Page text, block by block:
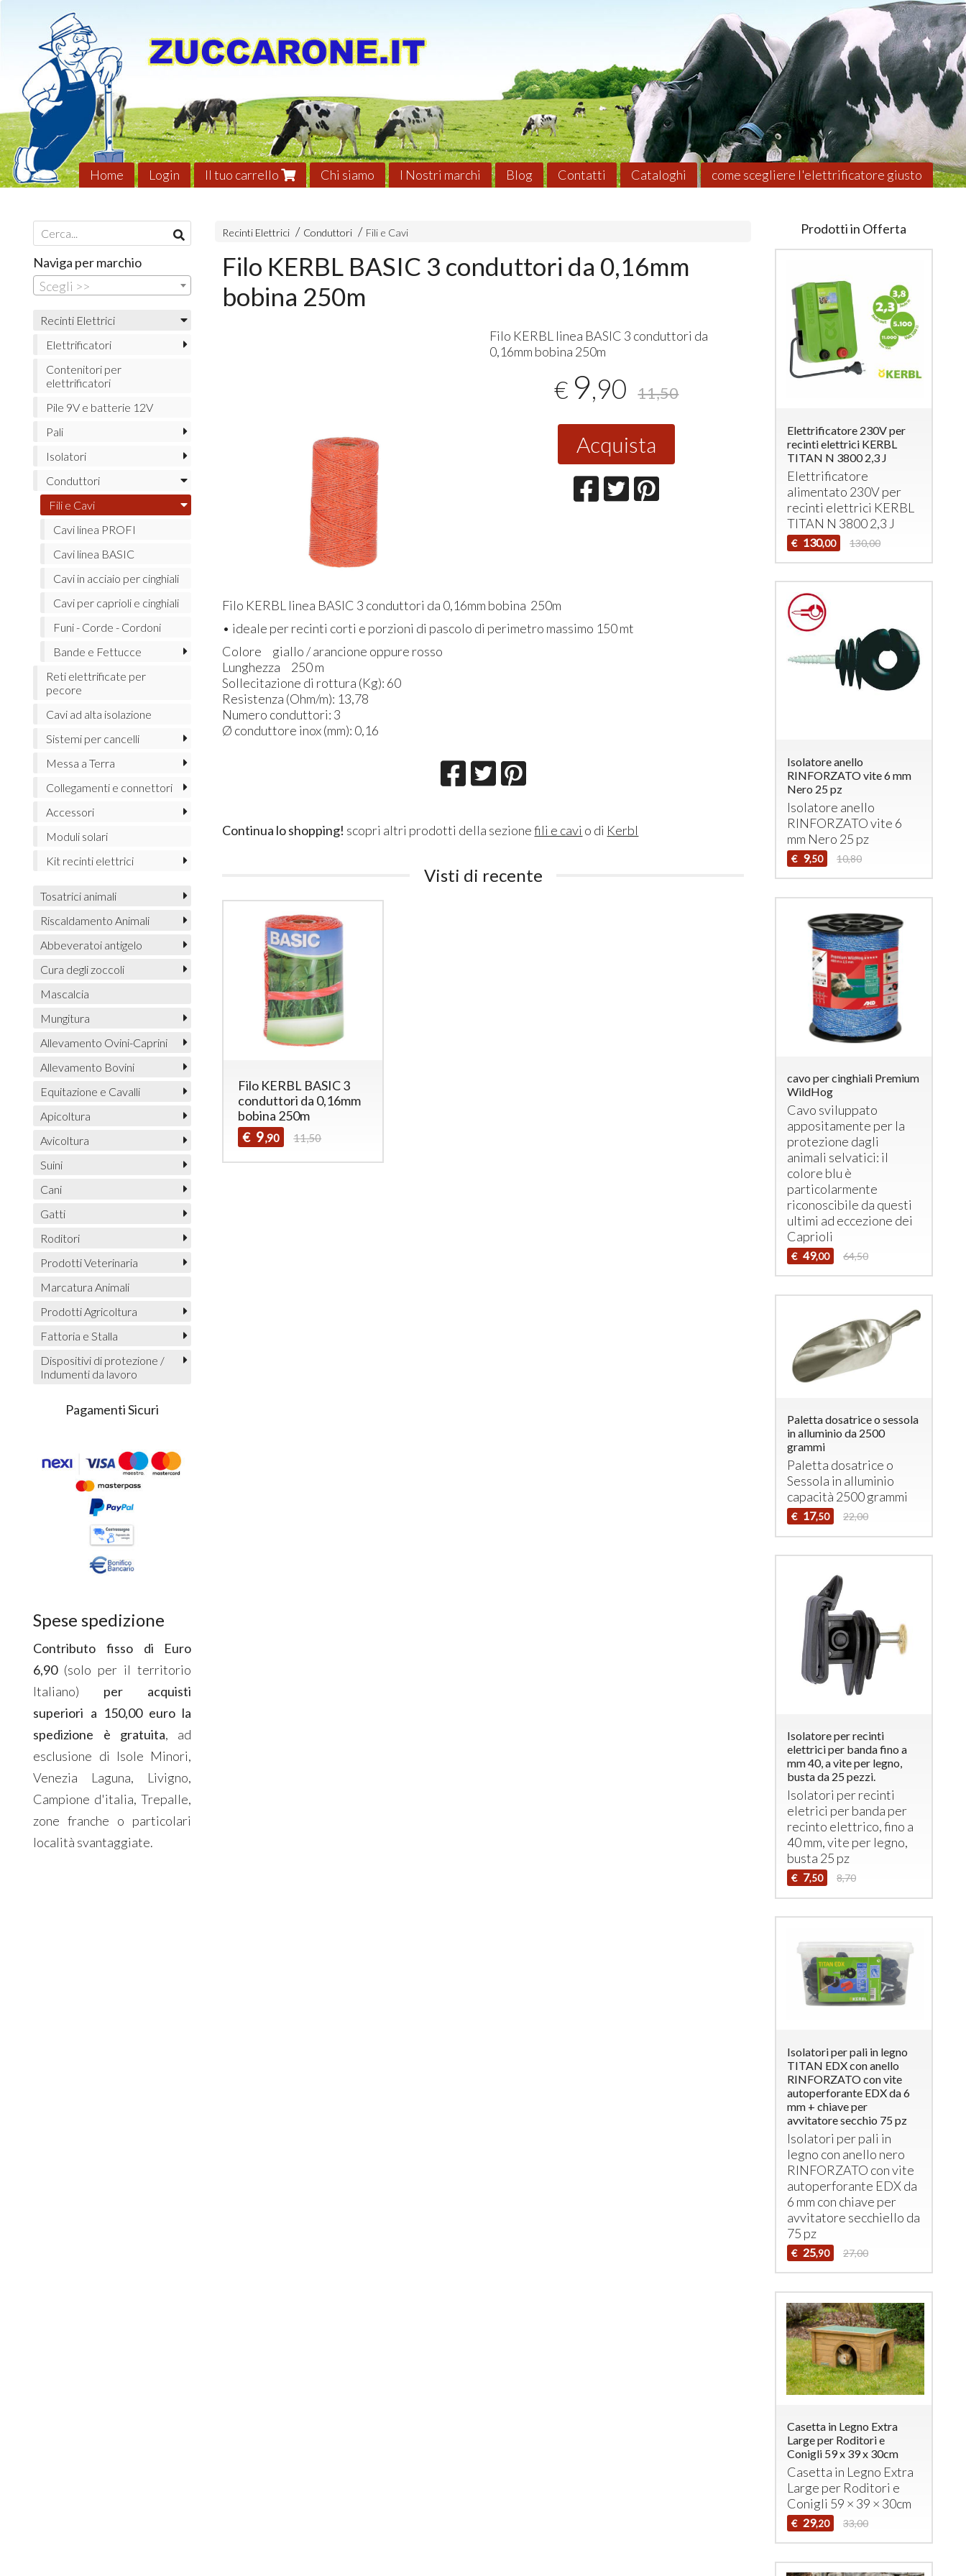
Home Login Il tuo carrello Chi siamo I Nostri marchi Blog Contatti Cataloghi come scegliere l'elettrificatore giusto
Recinti Elettrici Conduttori Fili e Cavi
Filo KERBL BASIC 3 conduttori da 0,16mm
bobina 250m
Filo KERBL linea BASIC 3 conduttori da
0,16mm bobina 250m
€ 9,90 11,50
Acquista
Filo KERBL linea BASIC 3 conduttori da 0,16mm bobina 250m
• ideale per recinti corti e porzioni di pascolo di perimetro massimo 150 mt
Colore giallo / arancione oppure rosso
Lunghezza 250 m
Sollecitazione di rottura (Kg): 60
Resistenza (Ohm/m): 13,78
Numero conduttori: 3
Ø conduttore inox (mm): 0,16
Continua lo shopping! scopri altri prodotti della sezionefili e cavi o di Kerbl
Visti di recente
Filo KERBL BASIC 3
conduttori da 0,16mm
bobina 250m
€ 9,90 11,50
Naviga per marchio
Scegli >>
Recinti Elettrici
Elettrificatori
Contenitori per
elettrificatori
Pile 9V e batterie 12V
Pali
Isolatori
Conduttori
Fili e Cavi
Cavi linea PROFI
Cavi linea BASIC
Cavi in acciaio per cinghiali
Cavi per caprioli e cinghiali
Funi - Corde - Cordoni
Bande e Fettucce
Reti elettrificate per
pecore
Cavi ad alta isolazione
Sistemi per cancelli
Messa a Terra
Collegamenti e connettori
Accessori
Moduli solari
Kit recinti elettrici
Tosatrici animali
Riscaldamento Animali
Abbeveratoi antigelo
Cura degli zoccoli
Mascalcia
Mungitura
Allevamento Ovini-Caprini
Allevamento Bovini
Equitazione e Cavalli
Apicoltura
Avicoltura
Suini
Cani
Gatti
Roditori
Prodotti Veterinaria
Marcatura Animali
Prodotti Agricoltura
Fattoria e Stalla
Dispositivi di protezione /
Indumenti da lavoro
Pagamenti Sicuri
Spese spedizione
Contributo fisso di Euro
6,90(solo per il territorio
Italiano) per acquisti
superiori a 150,00 euro la
spedizione è gratuita, ad
esclusione di Isole Minori,
Venezia Laguna, Livigno,
Campione d'italia, Trepalle,
zone franche o particolari
località svantaggiate.
Prodotti in Offerta
Elettrificatore 230V per
recinti elettrici KERBL
TITAN N 3800 2,3 J
Elettrificatore
alimentato 230V per
recinti elettrici KERBL
TITAN N 3800 2,3 J
€ 130,00 130,00
Isolatore anello
RINFORZATO vite 6 mm
Nero 25 pz
Isolatore anello
RINFORZATOvite 6
mm Nero 25 pz
€ 9,50 10,80
cavo per cinghiali Premium
WildHog
Cavo sviluppato
appositamente per la
protezione dagli
animali selvatici: il
colore blu è
particolarmente
riconoscibile da questi
ultimi ad eccezione dei
Caprioli
€ 49,00 64,50
Paletta dosatrice o sessola
in alluminio da 2500
grammi
Paletta dosatrice o
Sessola in alluminio
capacità 2500 grammi
€ 17,50 22,00
Isolatore per recinti
elettrici per banda fino a
mm 40, a vite per legno,
busta da 25 pezzi.
Isolatori per recinti
eletrici per banda per
recinto elettrico, fino a
40 mm, vite per legno,
busta 25 pz
€ 7,50 8,70
Isolatori per pali in legno
TITAN EDX con anello
RINFORZATO con vite
autoperforante EDX da 6
mm + chiave per
avvitatore secchio 75 pz
Isolatori per pali in
legno con anello nero
RINFORZATO con vite
autoperforante EDXda
6 mm con chiave per
avvitatore secchiello da
75 pz
€ 25,90 27,00
Casetta in Legno Extra
Large per Roditori e
Conigli 59 x 39 x 30cm
Casetta in Legno Extra
Large per Roditori e
Conigli 59 × 39 × 30cm
€ 29,20 33,00